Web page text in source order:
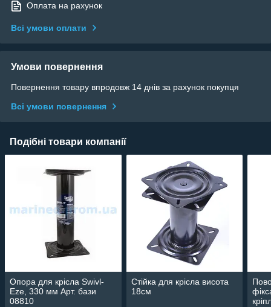
Оплата на рахунок
Всі умови оплати
Умови повернення
Повернення товару впродовж 14 днів за рахунок покупця
Всі умови повернення
Подібні товари компанії
Опора для крісла Swivl-
Eze, 330 мм Арт. бази
08810
Стійка для крісла висота
18см